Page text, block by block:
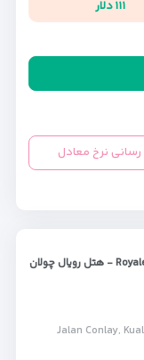
۱۱۱ دلار
رسانی نرخ معادل
Royale Chulan Kuala Lumpur - هتل رویال چولان
5 Jalan Conlay,